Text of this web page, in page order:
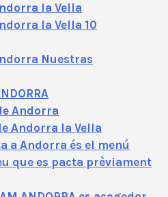
la Vella
la Vella 10
Nuestras
Andorra
Andorra la Vella
a Andorra és el menú
que es pacta prèviament